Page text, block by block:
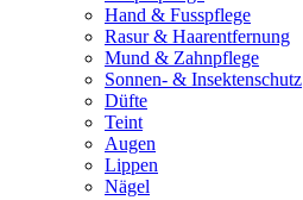
Hand & Fusspflege
Rasur & Haarentfernung
Mund & Zahnpflege
Sonnen- & Insektenschutz
Düfte
Teint
Augen
Lippen
Nägel